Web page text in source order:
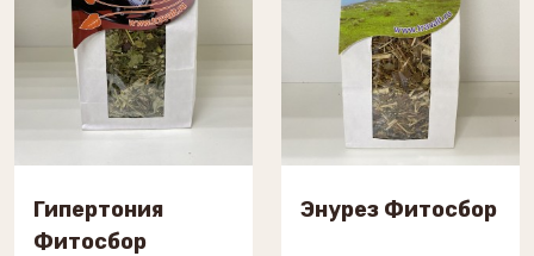
Гипертония
Фитосбор
Энурез Фитосбор